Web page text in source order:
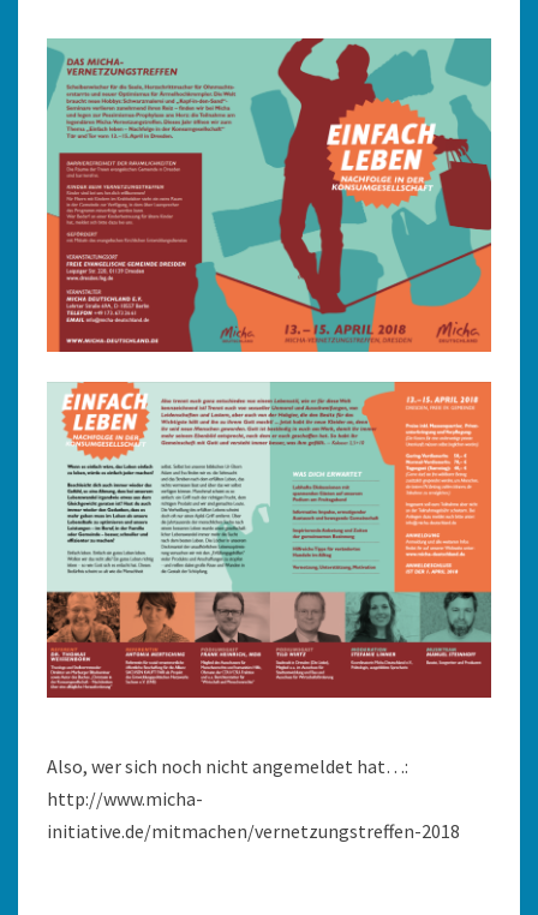
Also, wer sich noch nicht angemeldet hat…:
http://www.micha-
initiative.de/mitmachen/vernetzungstreffen-2018